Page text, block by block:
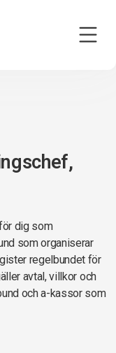
dig som
som organiserar
regelbundet för
avtal, villkor och
och a-kassor som